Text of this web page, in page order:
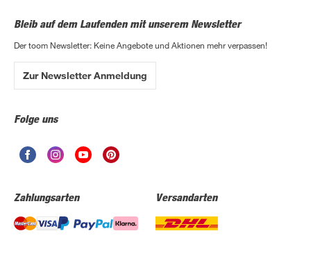
Bleib auf dem Laufenden mit unserem Newsletter
Der toom Newsletter: Keine Angebote und Aktionen mehr verpassen!
Zur Newsletter Anmeldung
Folge uns
Zahlungsarten Versandarten